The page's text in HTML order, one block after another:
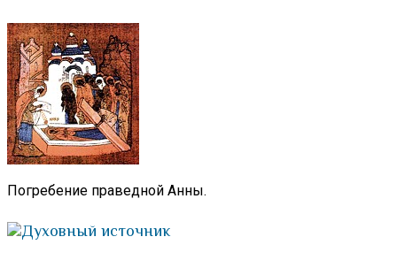
Погребение праведной Анны.
Духовный источник